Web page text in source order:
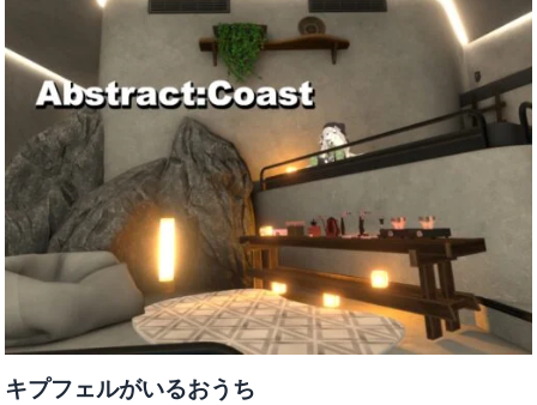
キプフェルがいるおうち